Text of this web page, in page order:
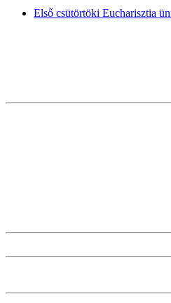
Első csütörtöki Eucharisztia